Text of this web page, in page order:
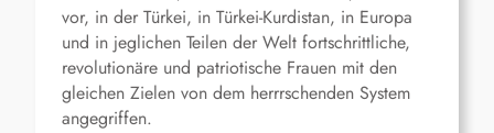
vor, in der Türkei, in Türkei-Kurdistan, in Europa
und in jeglichen Teilen der Welt fortschrittliche,
revolutionäre und patriotische Frauen mit den
gleichen Zielen von dem herrrschenden System
angegriffen.